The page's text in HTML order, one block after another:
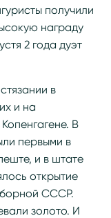
получили
награду
2 года дуэт
в
и на
В
первыми в
и в штате
открытие
СССР.
золото. И